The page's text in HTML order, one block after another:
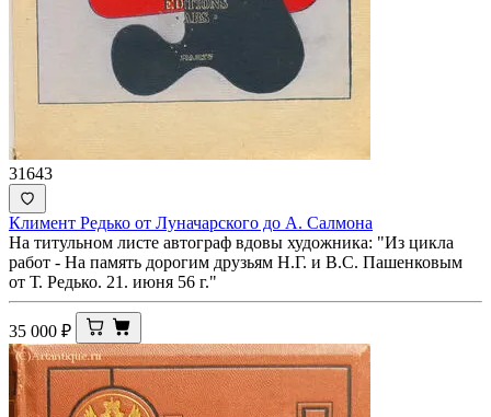
31643
Климент Редько от Луначарского до А. Салмона
На титульном листе автограф вдовы художника: "Из цикла
работ - На память дорогим друзьям Н.Г. и В.С. Пашенковым
от Т. Редько. 21. июня 56 г."
35 000 ₽